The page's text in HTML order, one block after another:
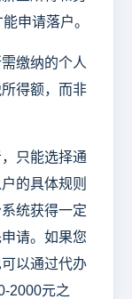
申请落户。
缴纳的个人
得额，而非
只能选择通
的具体规则
统获得一定
请。如果您
以通过代办
2000元之